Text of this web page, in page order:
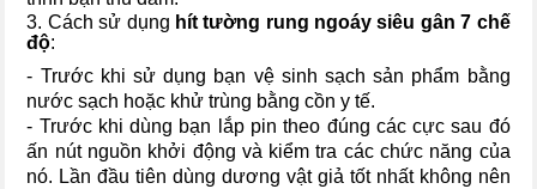
3. Cách sử dụng hít tường rung ngoáy siêu gân 7 chế
độ:
- Trước khi sử dụng bạn vệ sinh sạch sản phẩm bằng
nước sạch hoặc khử trùng bằng cồn y tế.
- Trước khi dùng bạn lắp pin theo đúng các cực sau đó
ấn nút nguồn khởi động và kiểm tra các chức năng của
nó. Lần đầu tiên dùng dương vật giả tốt nhất không nên